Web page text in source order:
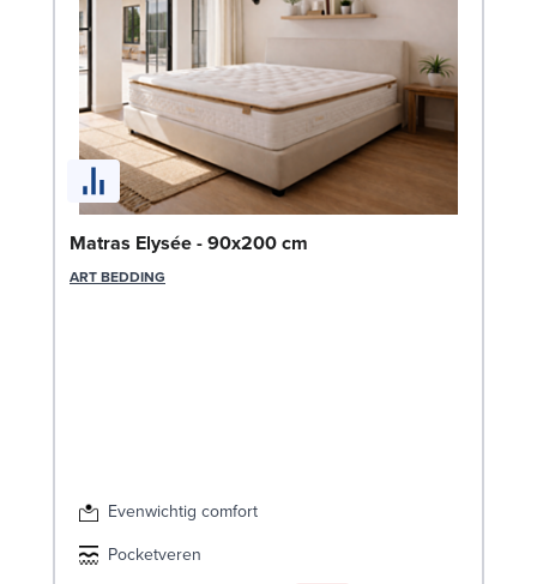
Matras Elysée - 90x200 cm
ART BEDDING
Evenwichtig comfort
Pocketveren